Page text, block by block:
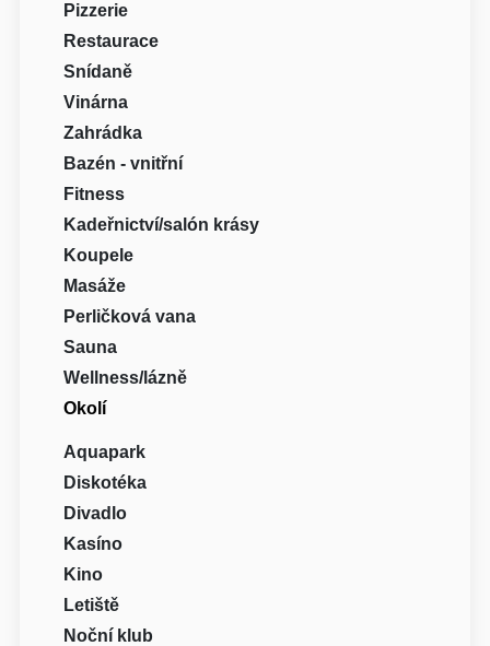
Pizzerie
Restaurace
Snídaně
Vinárna
Zahrádka
Bazén - vnitřní
Fitness
Kadeřnictví/salón krásy
Koupele
Masáže
Perličková vana
Sauna
Wellness/lázně
Okolí
Aquapark
Diskotéka
Divadlo
Kasíno
Kino
Letiště
Noční klub